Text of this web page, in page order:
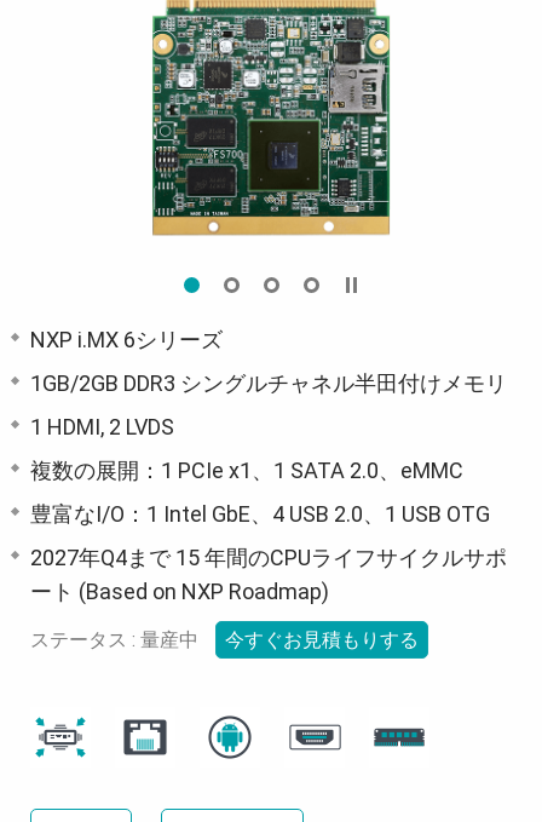
NXP i.MX 6シリーズ
1GB/2GB DDR3 シングルチャネル半田付けメモリ
1 HDMI, 2 LVDS
複数の展開：1 PCIe x1、1 SATA 2.0、eMMC
豊富なI/O：1 Intel GbE、4 USB 2.0、1 USB OTG
2027年Q4まで 15 年間のCPUライフサイクルサポ
ート (Based on NXP Roadmap)
ステータス : 量産中 今すぐお見積もりする